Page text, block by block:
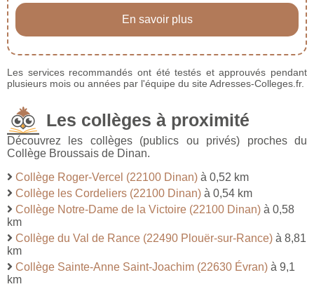
En savoir plus
Les services recommandés ont été testés et approuvés pendant
plusieurs mois ou années par l'équipe du site Adresses-Colleges.fr.
Les collèges à proximité
Découvrez les collèges (publics ou privés) proches du
Collège Broussais de Dinan.
Collège Roger-Vercel (22100 Dinan) à 0,52 km
Collège les Cordeliers (22100 Dinan) à 0,54 km
Collège Notre-Dame de la Victoire (22100 Dinan) à 0,58
km
Collège du Val de Rance (22490 Plouër-sur-Rance) à 8,81
km
Collège Sainte-Anne Saint-Joachim (22630 Évran) à 9,1
km